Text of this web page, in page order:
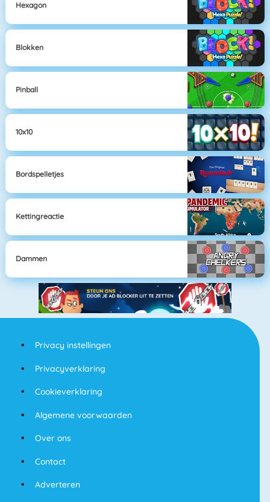
Hexagon
Blokken
Pinball
10x10
Bordspelletjes
Kettingreactie
Dammen
Privacy instellingen
Privacyverklaring
Cookieverklaring
Algemene voorwaarden
Over ons
Contact
Adverteren